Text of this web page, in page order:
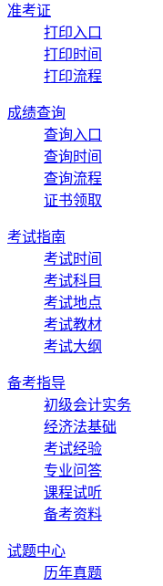
准考证
打印入口
打印时间
打印流程
成绩查询
查询入口
查询时间
查询流程
证书领取
考试指南
考试时间
考试科目
考试地点
考试教材
考试大纲
备考指导
初级会计实务
经济法基础
考试经验
专业问答
课程试听
备考资料
试题中心
历年真题